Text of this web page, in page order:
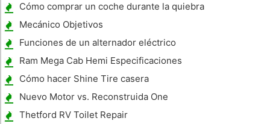
Cómo comprar un coche durante la quiebra
con un aval
Mecánico Objetivos
Funciones de un alternador eléctrico
Ram Mega Cab Hemi Especificaciones
Cómo hacer Shine Tire casera
Nuevo Motor vs. Reconstruida One
Thetford RV Toilet Repair